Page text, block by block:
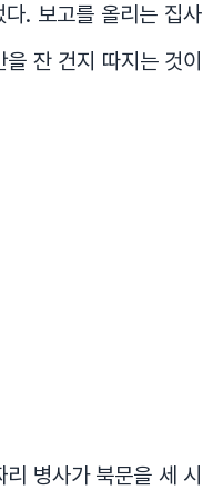
. 보고를 올리는 집사
잔 건지 따지는 것이
병사가 북문을 세 시